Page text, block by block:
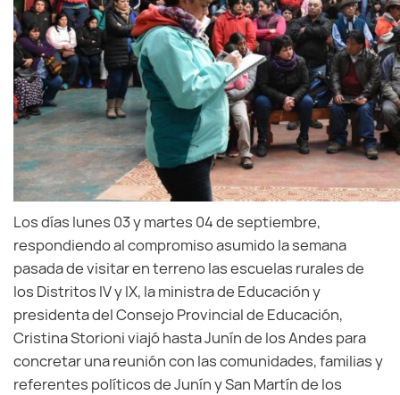
Los días lunes 03 y martes 04 de septiembre,
respondiendo al compromiso asumido la semana
pasada de visitar en terreno las escuelas rurales de
los Distritos IV y IX, la ministra de Educación y
presidenta del Consejo Provincial de Educación,
Cristina Storioni viajó hasta Junín de los Andes para
concretar una reunión con las comunidades, familias y
referentes políticos de Junín y San Martín de los